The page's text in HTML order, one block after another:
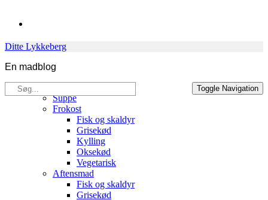
Ditte Lykkeberg
En madblog
Søg
efter:
Toggle Navigation
Opskrifter
Suppe
Frokost
Fisk og skaldyr
Grisekød
Kylling
Oksekød
Vegetarisk
Aftensmad
Fisk og skaldyr
Grisekød